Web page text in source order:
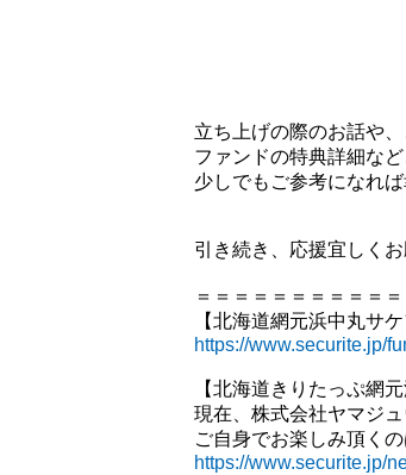
立ち上げの際のお話や
ファンドの特典詳細な
少しでもご参考になれば
引き続き、応援宜しくお
＝＝＝＝＝＝＝＝＝＝
【北海道網元浜中丸サケ
https://www.securite.jp/
【北海道きりたっぷ網
現在、株式会社ヤマジ
ご自身でお楽しみ頂く
https://www.securite.jp/